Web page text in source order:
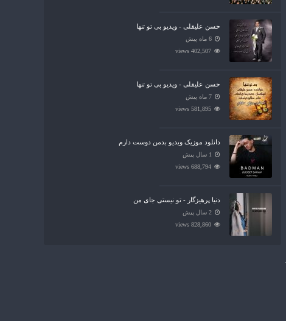
حسن علیقلی - ویدیو بی تو تنها
6 ماه پیش
402,507 views
حسن علیقلی - ویدیو بی تو تنها
7 ماه پیش
581,895 views
دانلود موزیک ویدیو بدمن دوست دارم
1 سال پیش
688,794 views
دنیا پرهیزگار - تو نیستی جای من
2 سال پیش
828,860 views